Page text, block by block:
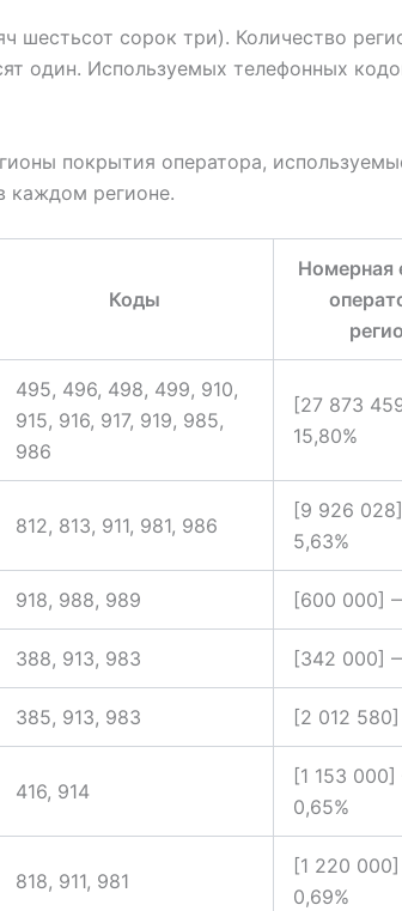
сорок три). Количество
один. Используемых телефонных
покрытия оператора,
каждом регионе.
Коды
Номерная
495, 496, 498, 499, 910,
915, 916, 917, 919, 985,
986
[27 873
15,80%
812, 813, 911, 981, 986
[9 926
5,63%
918, 988, 989 [600 000]
388, 913, 983 [342 000]
385, 913, 983 [2 012
416, 914
[1 153
0,65%
818, 911, 981
[1 220
0,69%